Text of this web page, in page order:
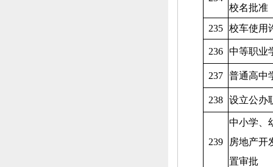
校名批准
235
校车使用
236 中等职业
237 普通高中
238 设立公办
239
中小学、
房地产开
置审批